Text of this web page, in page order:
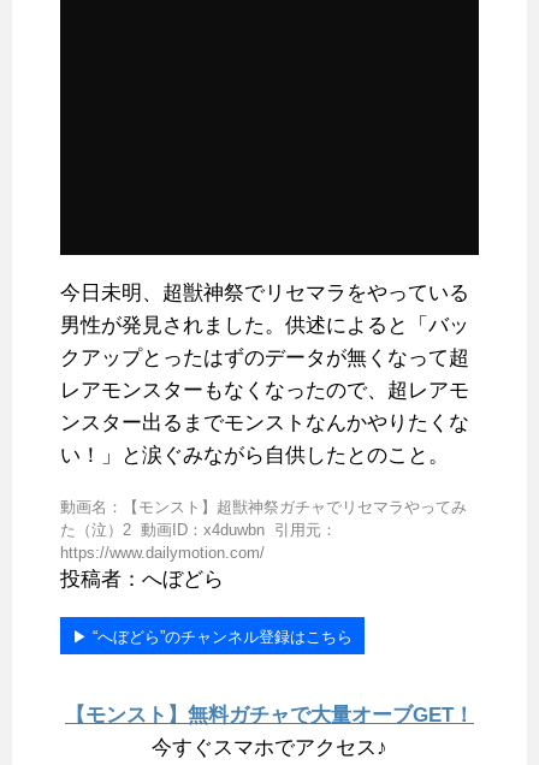
今日未明、超獣神祭でリセマラをやっている
男性が発見されました。供述によると「バッ
クアップとったはずのデータが無くなって超
レアモンスターもなくなったので、超レアモ
ンスター出るまでモンストなんかやりたくな
い！」と涙ぐみながら自供したとのこと。
動画名：【モンスト】超獣神祭ガチャでリセマラやってみ
た（泣）2 動画ID：x4duwbn 引用元：
https://www.dailymotion.com/
投稿者：へぼどら
▶︎ “へぼどら”のチャンネル登録はこちら
【モンスト】無料ガチャで大量オーブGET！
今すぐスマホでアクセス♪